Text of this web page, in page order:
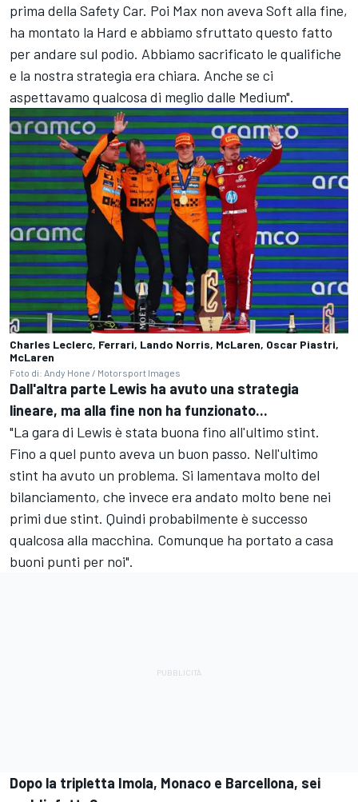
prima della Safety Car. Poi Max non aveva Soft alla fine,
ha montato la Hard e abbiamo sfruttato questo fatto
per andare sul podio. Abbiamo sacrificato le qualifiche
e la nostra strategia era chiara. Anche se ci
aspettavamo qualcosa di meglio dalle Medium".
Charles Leclerc, Ferrari, Lando Norris, McLaren, Oscar Piastri,
McLaren
Foto di: Andy Hone / Motorsport Images
Dall'altra parte Lewis ha avuto una strategia
lineare, ma alla fine non ha funzionato...
"La gara di Lewis è stata buona fino all'ultimo stint.
Fino a quel punto aveva un buon passo. Nell'ultimo
stint ha avuto un problema. Si lamentava molto del
bilanciamento, che invece era andato molto bene nei
primi due stint. Quindi probabilmente è successo
qualcosa alla macchina. Comunque ha portato a casa
buoni punti per noi".
Dopo la tripletta Imola, Monaco e Barcellona, sei